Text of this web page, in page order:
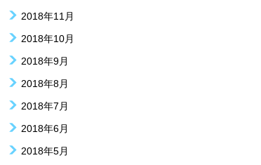
2018年11月
2018年10月
2018年9月
2018年8月
2018年7月
2018年6月
2018年5月